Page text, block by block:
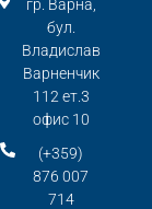
гр. Варна,
бул.
Владислав
Варненчик
112 ет.3
офис 10
(+359)
876 007
714